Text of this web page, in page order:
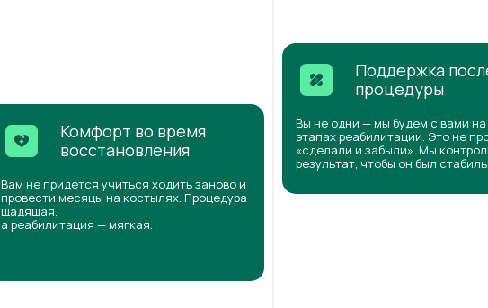
Комфорт во время
восстановления
Вам не придется учиться ходить заново и
провести месяцы на костылях. Процедура
щадящая,
а реабилитация — мягкая.
Поддержка
процедуры
Вы не одни — мы будем с вами на
этапах реабилитации. Это не
«сделали и забыли». Мы
результат, чтобы он был